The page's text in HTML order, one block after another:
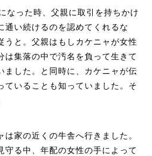
なった時、父親に取引を持ちかけ
通い続けるのを認めてくれるな
うと。父親はもしカケニャが女性
は集落の中で汚名を負って生きて
ました。と同時に、カケニャが伝
ていることも知っていました。そ
家の近くの牛舎へ行きました。
守る中、年配の女性の手によって